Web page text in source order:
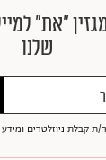
״את״
שלנו
ת קבלת ניוזלטרים